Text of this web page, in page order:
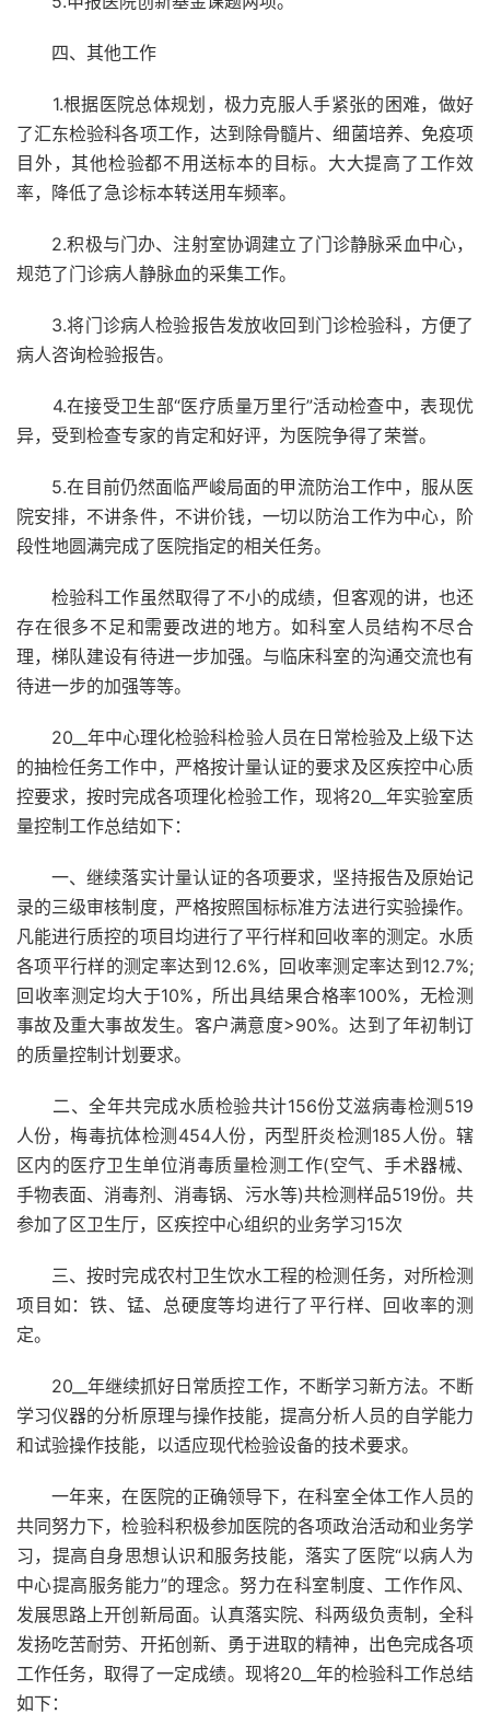
四、其他工作
1.根据医院总体规划，极力克服人手紧张的困难，做好
了汇东检验科各项工作，达到除骨髓片、细菌培养、免疫项
目外，其他检验都不用送标本的目标。大大提高了工作效
率，降低了急诊标本转送用车频率。
2.积极与门办、注射室协调建立了门诊静脉采血中心，
规范了门诊病人静脉血的采集工作。
3.将门诊病人检验报告发放收回到门诊检验科，方便了
病人咨询检验报告。
4.在接受卫生部“医疗质量万里行”活动检查中，表现优
异，受到检查专家的肯定和好评，为医院争得了荣誉。
5.在目前仍然面临严峻局面的甲流防治工作中，服从医
院安排，不讲条件，不讲价钱，一切以防治工作为中心，阶
段性地圆满完成了医院指定的相关任务。
检验科工作虽然取得了不小的成绩，但客观的讲，也还
存在很多不足和需要改进的地方。如科室人员结构不尽合
理，梯队建设有待进一步加强。与临床科室的沟通交流也有
待进一步的加强等等。
20__年中心理化检验科检验人员在日常检验及上级下达
的抽检任务工作中，严格按计量认证的要求及区疾控中心质
控要求，按时完成各项理化检验工作，现将20__年实验室质
量控制工作总结如下：
一、继续落实计量认证的各项要求，坚持报告及原始记
录的三级审核制度，严格按照国标标准方法进行实验操作。
凡能进行质控的项目均进行了平行样和回收率的测定。水质
各项平行样的测定率达到12.6%，回收率测定率达到12.7%;
回收率测定均大于10%，所出具结果合格率100%，无检测
事故及重大事故发生。客户满意度>90%。达到了年初制订
的质量控制计划要求。
二、全年共完成水质检验共计156份艾滋病毒检测519
人份，梅毒抗体检测454人份，丙型肝炎检测185人份。辖
区内的医疗卫生单位消毒质量检测工作(空气、手术器械、
手物表面、消毒剂、消毒锅、污水等)共检测样品519份。共
参加了区卫生厅，区疾控中心组织的业务学习15次
三、按时完成农村卫生饮水工程的检测任务，对所检测
项目如：铁、锰、总硬度等均进行了平行样、回收率的测
定。
20__年继续抓好日常质控工作，不断学习新方法。不断
学习仪器的分析原理与操作技能，提高分析人员的自学能力
和试验操作技能，以适应现代检验设备的技术要求。
一年来，在医院的正确领导下，在科室全体工作人员的
共同努力下，检验科积极参加医院的各项政治活动和业务学
习，提高自身思想认识和服务技能，落实了医院“以病人为
中心提高服务能力”的理念。努力在科室制度、工作作风、
发展思路上开创新局面。认真落实院、科两级负责制，全科
发扬吃苦耐劳、开拓创新、勇于进取的精神，出色完成各项
工作任务，取得了一定成绩。现将20__年的检验科工作总结
如下：